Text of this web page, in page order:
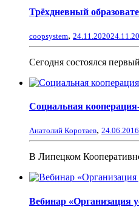
Трёхдневный
coopsystem, 24.11.2020
Сегодня состоялся
Социальная
Анатолий Коротаев, 24.06.2016
В Липецком
Вебинар «Организация